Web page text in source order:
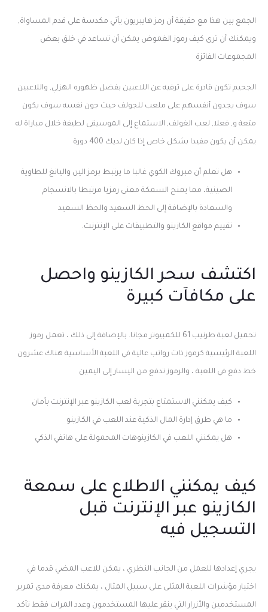
الجمع بين هذا مع حقيقة أن رمز هايبريون يأتي مكدسة على قدم المساواة,
ويمكنك أن ترى كيف رموز الغموض يمكن أن تساعد في خلق بعض
المجموعات الفائزة
الجحيم تكون قادرة على ترفيه عن اللاعبين بفضل ظهوره الهزلي, واللاعبين
سوف يجدون أنفسهم على ملعب للجولف حيث جون نفسه سوف يكون
متعة و, فعلا, لعب الغولف, الاستماع إلى الموسيقى لطيفة خلال مباراة له
يمكن أن يكون مفيدا بشكل خاص إذا كان لديك 400 دورة
هل تعلم أن مبروك الكوي غالبا ما يرتبط برمز الين واليانغ للطاوية
الصينية، مما يمنح السمكة معنى رمزيا مرتبطا بالانسجام
والسعادة بالإضافة إلى الحظ السعيد والحظ السعيد
تقييم مواقع الكازينو والتطبيقات على الإنترنت.
اكتشف سحر الكازينو واحصل
على مكافآت كبيرة
تحميل لعبة طرنيب 61 للكمبيوتر مجانا. بالإضافة إلى ذلك ، تعمل رموز
اللعبة الرئيسية كرموز ذات رواتب عالية في اللعبة الأساسية هناك عشرون
خط دفع في اللعبة ، والرموز تدفع من اليسار إلى اليمين
كيف يمكنني الاستمتاع بتجربة لعب الكازينو عبر الإنترنت بأمان
ما هي طرق إدارة المال الذكية عند اللعب في الكازينو
هل يمكنني اللعب في الكازينوهات المحمولة على هاتفي الذكي
كيف يمكنني الاطلاع على سمعة
الكازينو عبر الإنترنت قبل
التسجيل فيه
يجري إعدادها للعمل من الجانب النظري ، يمكن للاعب المضي قدما في
اختيار مؤشرات اللعبة المثلى على سبيل المثال ، يمكنك معرفة مدى تمرير
المستخدمين والأزرار التي ينقر عليها المستخدمون وعدد المرات فقط تأكد